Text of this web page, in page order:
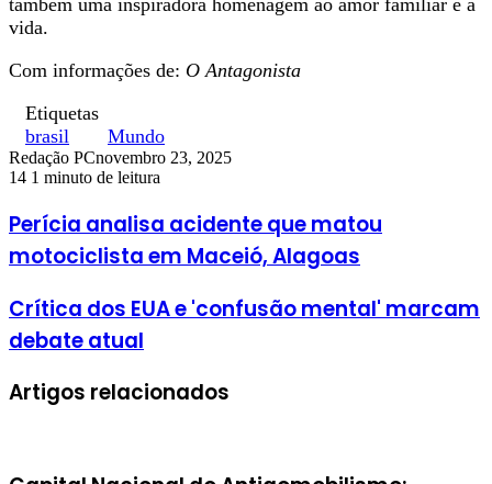
também uma inspiradora homenagem ao amor familiar e à
vida.
Com informações de: O Antagonista
Etiquetas
brasil
Mundo
Redação PCnovembro 23, 2025
14 1 minuto de leitura
Perícia analisa acidente que matou
motociclista em Maceió, Alagoas
Crítica dos EUA e 'confusão mental' marcam
debate atual
Artigos relacionados